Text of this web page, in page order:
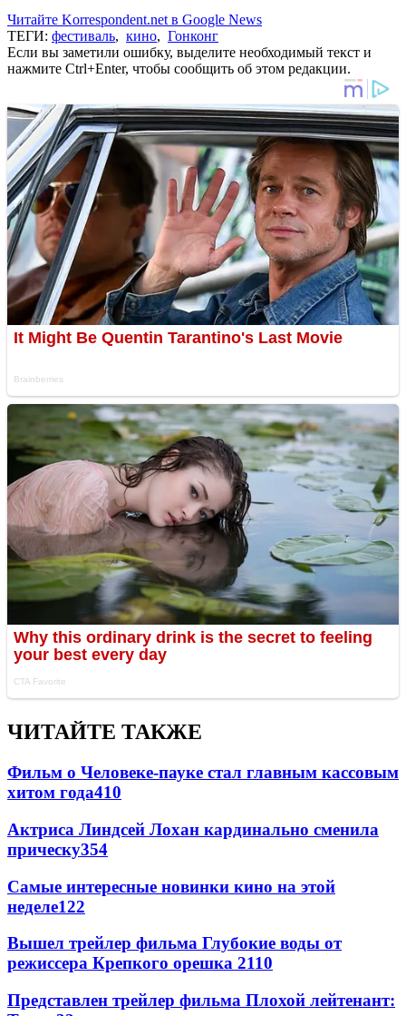
Читайте Korrespondent.net в Google News
ТЕГИ: фестиваль, кино, Гонконг
Если вы заметили ошибку, выделите необходимый текст и
нажмите Ctrl+Enter, чтобы сообщить об этом редакции.
ЧИТАЙТЕ ТАКЖЕ
Фильм о Человеке-пауке стал главным кассовым
хитом года410
Актриса Линдсей Лохан кардинально сменила
прическу354
Самые интересные новинки кино на этой
неделе122
Вышел трейлер фильма Глубокие воды от
режиссера Крепкого орешка 2110
Представлен трейлер фильма Плохой лейтенант: